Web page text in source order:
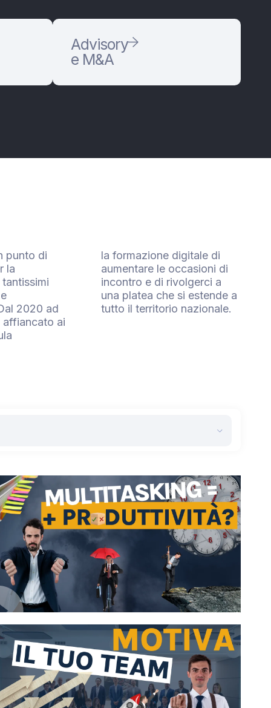
Advisory
e M&A
punto di
la
2020 ad
ai
la formazione digitale di
aumentare le occasioni di
incontro e di rivolgerci a
una platea che si estende a
tutto il territorio nazionale.